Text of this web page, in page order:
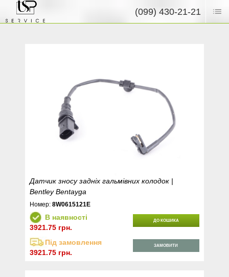
(099) 430-21-21
Датчик зносу задніх гальмівних колодок |
Bentley Bentayga
Номер:8W0615121E
В наявності
3921.75 грн.
ДО КОШИКА
Під замовлення
3921.75 грн.
ЗАМОВИТИ